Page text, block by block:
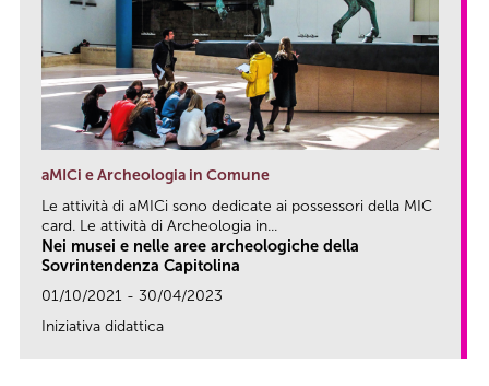
aMICi e Archeologia in Comune
Le attività di aMICi sono dedicate ai possessori della MIC
card. Le attività di Archeologia in...
Nei musei e nelle aree archeologiche della
Sovrintendenza Capitolina
01/10/2021 - 30/04/2023
Iniziativa didattica